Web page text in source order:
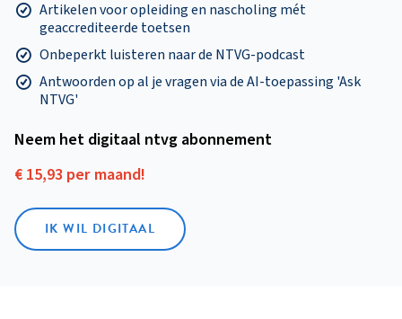
Artikelen voor opleiding en nascholing mét
geaccrediteerde toetsen
Onbeperkt luisteren naar de NTVG-podcast
Antwoorden op al je vragen via de AI-toepassing 'Ask
NTVG'
Neem het digitaal ntvg abonnement
€ 15,93 per maand!
IK WIL DIGITAAL